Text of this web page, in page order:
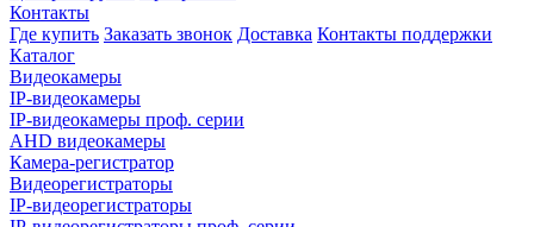
Контакты
Где купить Заказать звонок Доставка Контакты поддержки
Каталог
Видеокамеры
IP-видеокамеры
IP-видеокамеры проф. серии
AHD видеокамеры
Камера-регистратор
Видеорегистраторы
IP-видеорегистраторы